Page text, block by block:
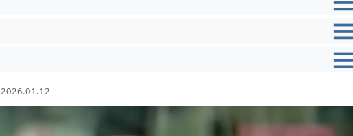
2026.01.12